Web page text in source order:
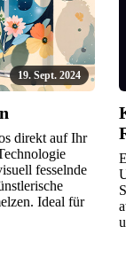
19. Sept. 2024
direkt auf Ihr
fesselnde
Ideal für